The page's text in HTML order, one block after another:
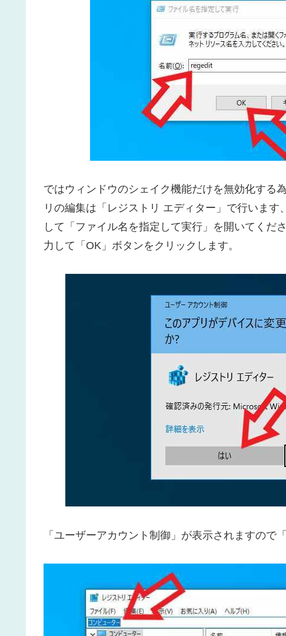
ではウィンドウのシェイク機能だけを無効化する
リの編集は「レジストリ エディター」で行いま
して「ファイル名を指定して実行」を開いてくだ
力して「OK」ボタンをクリックします。
「ユーザーアカウント制御」が表示されますので